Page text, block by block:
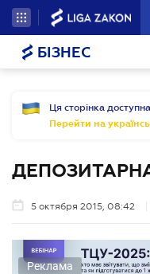
БІЗНЕС
Ця сторінка
Перейти на
5 октября 2015, 08:42
Реклама